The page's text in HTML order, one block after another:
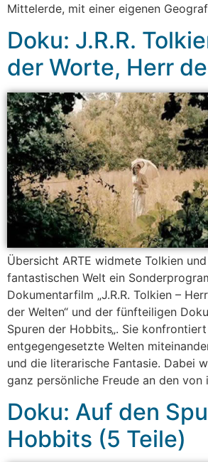
Mittelerde, mit einer eigenen
Doku: J.R.R.
der Worte, Herr
Übersicht ARTE widmete Tolkien
fantastischen Welt ein
Dokumentarfilm „J.R.R. Tolkien –
der Welten“ und der fünfteiligen
Spuren der Hobbits„. Sie
entgegengesetzte Welten
und die literarische Fantasie. Dabei
ganz persönliche Freude an den
Doku: Auf den
Hobbits (5 Teile)